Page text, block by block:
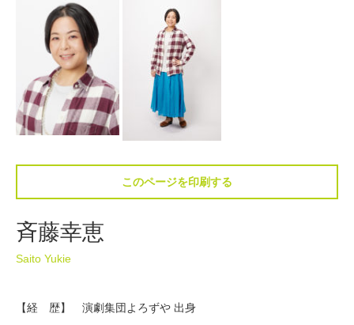
このページを印刷する
斉藤幸恵
Saito Yukie
【経 歴】 演劇集団よろずや 出身